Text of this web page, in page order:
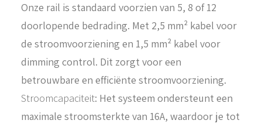
Onze rail is standaard voorzien van 5, 8 of 12
doorlopende bedrading. Met 2,5 mm² kabel voor
de stroomvoorziening en 1,5 mm² kabel voor
dimming control. Dit zorgt voor een
betrouwbare en efficiënte stroomvoorziening.
Stroomcapaciteit: Het systeem ondersteunt een
maximale stroomsterkte van 16A, waardoor je tot